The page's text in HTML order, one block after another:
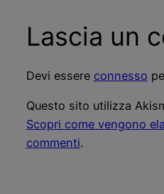
Lascia un
Devi essere connesso
Questo sito utilizza
Scopri come vengono
commenti.